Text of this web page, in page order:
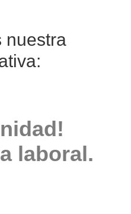
nuestra
laboral.